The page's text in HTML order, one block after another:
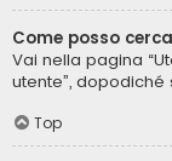
Come posso
Vai nella pagina
utente”, dopodiché
Top